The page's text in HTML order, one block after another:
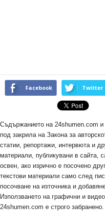
Facebook Twitter
Съдържанието на 24shumen.com и
под закрила на Закона за
статии, репортажи, интервюта и
материали, публикувани в сайта,
освен, ако изрично е посочено
текстови материали само след
посочване на източника и
Използването на графични и
24shumen.com е строго